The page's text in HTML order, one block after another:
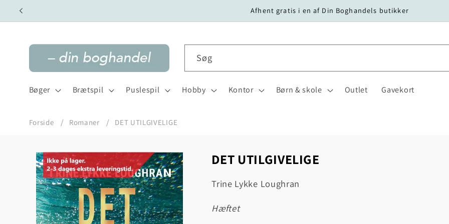
Gå til
indhold
Afhent gratis i en af Din Boghandels butikker
Søg
Bøger Brætspil Puslespil Hobby Kontor Børn & skole Outlet Gavekort
Forside Romaner DET UTILGIVELIGE
Gå til
produktoplysninger
DET UTILGIVELIGE
Trine Lykke Loughran
hæftet